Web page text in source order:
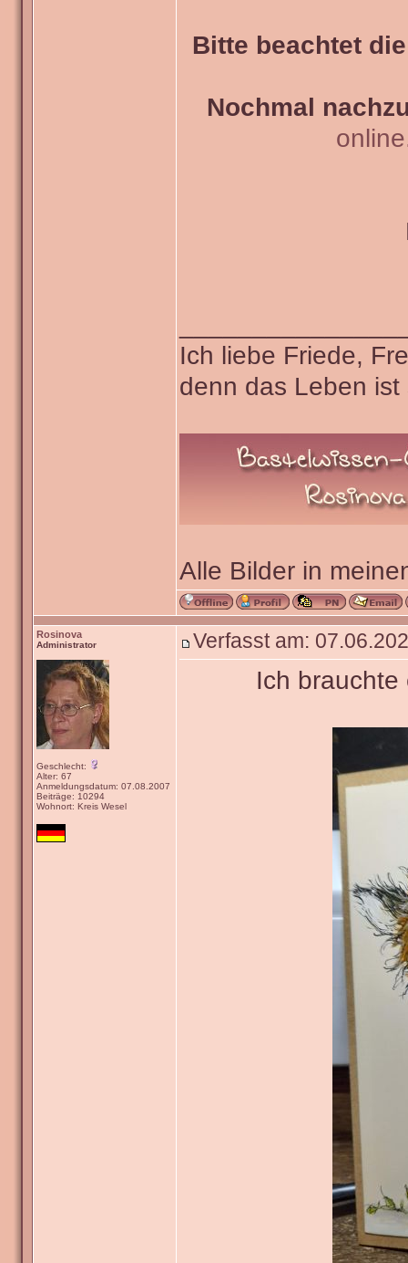
Bitte beachtet
Nochmal
Ich liebe Friede,
denn das Leben
Alle Bilder in
Rosinova
Administrator
Geschlecht:
Alter: 67
Anmeldungsdatum: 07.08.2007
Beiträge: 10294
Wohnort: Kreis Wesel
Verfasst am:
Ich